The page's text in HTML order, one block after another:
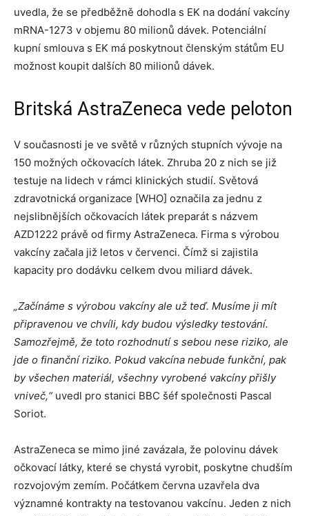
uvedla, že se předběžně dohodla s EK na dodání vakcíny
mRNA-1273 v objemu 80 milionů dávek. Potenciální
kupní smlouva s EK má poskytnout členským státům EU
možnost koupit dalších 80 milionů dávek.
Britská AstraZeneca vede peloton
V současnosti je ve světě v různých stupních vývoje na
150 možných očkovacích látek. Zhruba 20 z nich se již
testuje na lidech v rámci klinických studií. Světová
zdravotnická organizace [WHO] označila za jednu z
nejslibnějších očkovacích látek preparát s názvem
AZD1222 právě od firmy AstraZeneca. Firma s výrobou
vakcíny začala již letos v červenci. Čímž si zajistila
kapacity pro dodávku celkem dvou miliard dávek.
„Začínáme s výrobou vakcíny ale už teď. Musíme ji mít
připravenou ve chvíli, kdy budou výsledky testování.
Samozřejmě, že toto rozhodnutí s sebou nese riziko, ale
jde o finanční riziko. Pokud vakcína nebude funkční, pak
by všechen materiál, všechny vyrobené vakcíny přišly
vniveč,“uvedl pro stanici BBC šéf společnosti Pascal
Soriot.
AstraZeneca se mimo jiné zavázala, že polovinu dávek
očkovací látky, které se chystá vyrobit, poskytne chudším
rozvojovým zemím. Počátkem června uzavřela dva
významné kontrakty na testovanou vakcínu. Jeden z nich